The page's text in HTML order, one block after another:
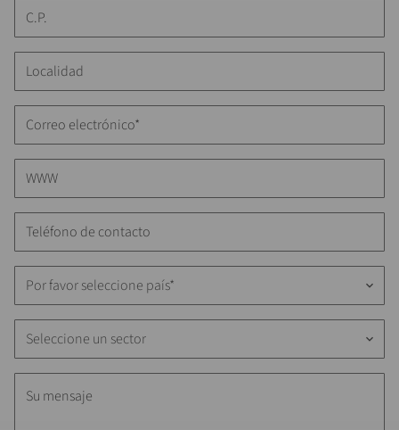
Por favor seleccione país* keyboard_arrow_down
Seleccione un sector keyboard_arrow_down